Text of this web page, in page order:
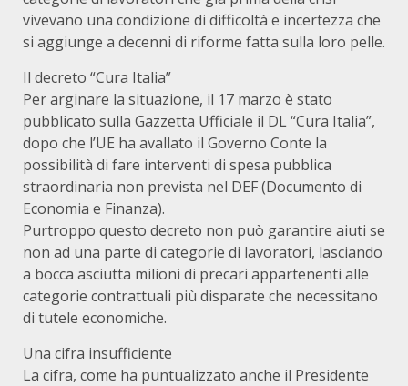
vivevano una condizione di difficoltà e incertezza che
si aggiunge a decenni di riforme fatta sulla loro pelle.
Il decreto “Cura Italia”
Per arginare la situazione, il 17 marzo è stato
pubblicato sulla Gazzetta Ufficiale il DL “Cura Italia”,
dopo che l’UE ha avallato il Governo Conte la
possibilità di fare interventi di spesa pubblica
straordinaria non prevista nel DEF (Documento di
Economia e Finanza).
Purtroppo questo decreto non può garantire aiuti se
non ad una parte di categorie di lavoratori, lasciando
a bocca asciutta milioni di precari appartenenti alle
categorie contrattuali più disparate che necessitano
di tutele economiche.
Una cifra insufficiente
La cifra, come ha puntualizzato anche il Presidente